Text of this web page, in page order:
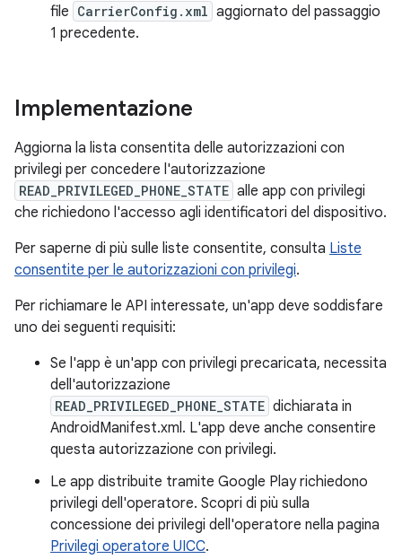
file CarrierConfig.xml aggiornato del passaggio
1 precedente.
Implementazione
Aggiorna la lista consentita delle autorizzazioni con
privilegi per concedere l'autorizzazione
READ_PRIVILEGED_PHONE_STATE alle app con privilegi
che richiedono l'accesso agli identificatori del dispositivo.
Per saperne di più sulle liste consentite, consulta Liste
consentite per le autorizzazioni con privilegi.
Per richiamare le API interessate, un'app deve soddisfare
uno dei seguenti requisiti:
Se l'app è un'app con privilegi precaricata, necessita
dell'autorizzazione
READ_PRIVILEGED_PHONE_STATE dichiarata in
AndroidManifest.xml. L'app deve anche consentire
questa autorizzazione con privilegi.
Le app distribuite tramite Google Play richiedono
privilegi dell'operatore. Scopri di più sulla
concessione dei privilegi dell'operatore nella pagina
Privilegi operatore UICC.